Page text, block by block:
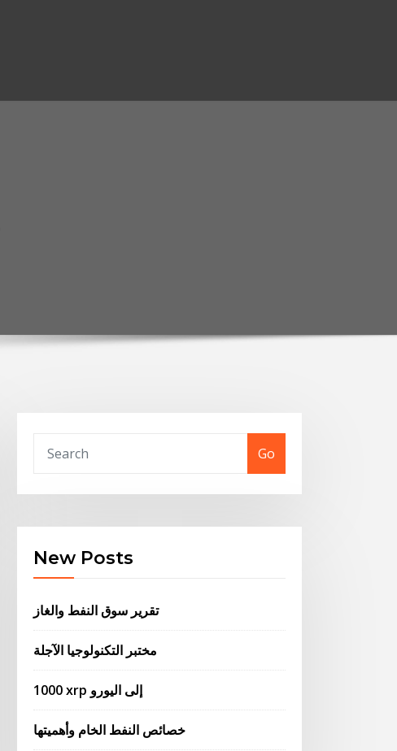
Go
New Posts
تقرير سوق النفط والغاز
مختبر التكنولوجيا الآجلة
1000 xrp إلى اليورو
خصائص النفط الخام وأهميتها